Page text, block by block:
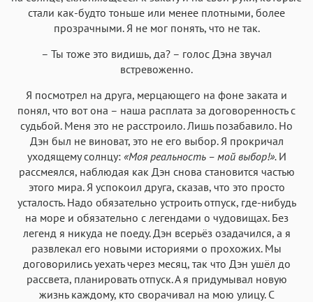
стали как-будто тоньше или менее плотными, более
прозрачными. Я не мог понять, что не так.
– Ты тоже это видишь, да? – голос Дэна звучал
встревоженно.
Я посмотрел на друга, мерцающего на фоне заката и
понял, что вот она – наша расплата за договоренность с
судьбой. Меня это не расстроило. Лишь позабавило. Но
Дэн был не виноват, это не его выбор. Я прокричал
уходящему солнцу: «Моя реальность – мой выбор!». И
рассмеялся, наблюдая как Дэн снова становится частью
этого мира. Я успокоил друга, сказав, что это просто
усталость. Надо обязательно устроить отпуск, где-нибудь
на море и обязательно с легендами о чудовищах. Без
легенд я никуда не поеду. Дэн всерьёз озадачился, а я
развлекал его новыми историями о прохожих. Мы
договорились уехать через месяц, так что Дэн ушёл до
рассвета, планировать отпуск. А я придумывал новую
жизнь каждому, кто сворачивал на мою улицу. С